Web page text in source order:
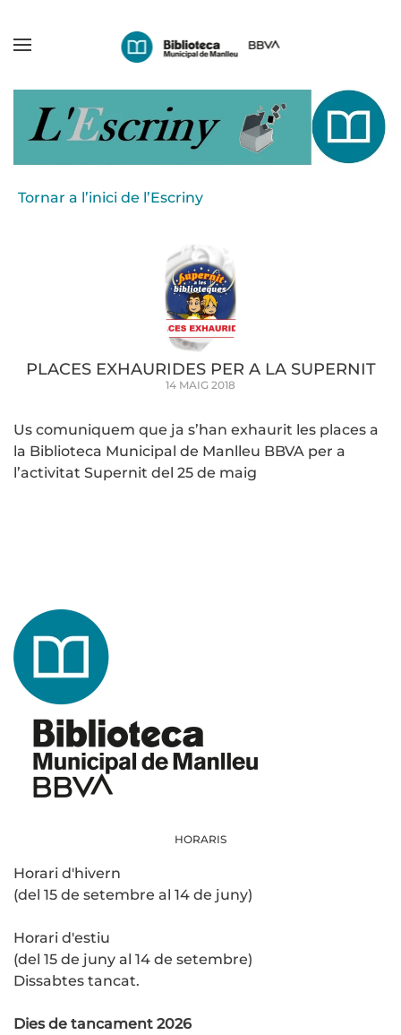
main
content
Tornar a l’inici de l’Escriny
PLACES EXHAURIDES PER A LA SUPERNIT
14 MAIG 2018
Us comuniquem que ja s’han exhaurit les places a
la Biblioteca Municipal de Manlleu BBVA per a
l’activitat Supernit del 25 de maig
HORARIS
Horari d'hivern
(del 15 de setembre al 14 de juny)
Horari d'estiu
(del 15 de juny al 14 de setembre)
Dissabtes tancat.
Dies de tancament 2026